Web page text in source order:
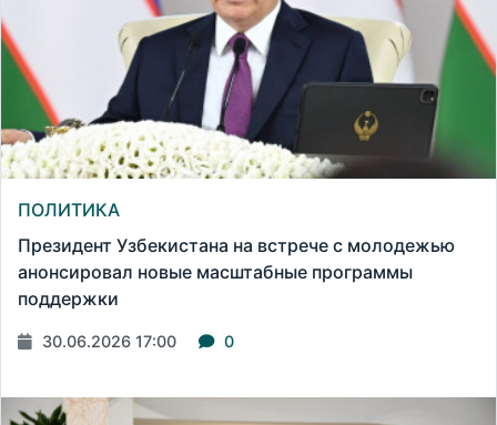
ПОЛИТИКА
Президент Узбекистана на встрече с молодежью
анонсировал новые масштабные программы
поддержки
30.06.2026 17:00 0